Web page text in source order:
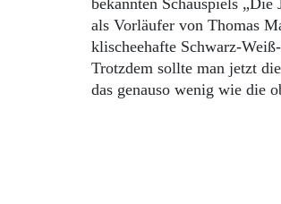
bekannten Schauspiels
als Vorläufer von Thomas
klischeehafte Schwarz-
Trotzdem sollte man jetzt
das genauso wenig wie die